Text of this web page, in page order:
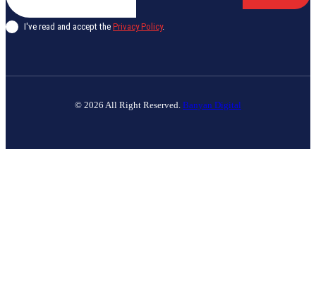
I've read and accept the Privacy Policy.
© 2026 All Right Reserved. Banyan Digital